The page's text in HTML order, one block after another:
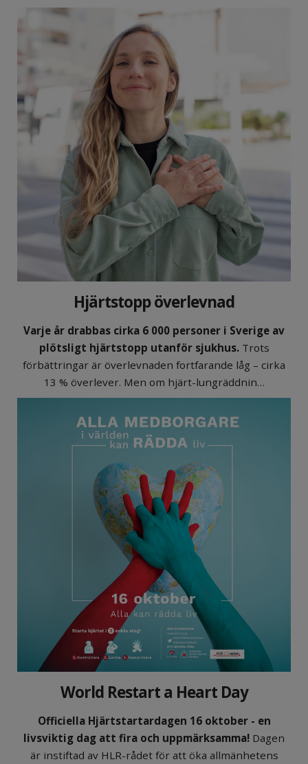
Hjärtstopp överlevnad
Varje år drabbas cirka 6 000 personer i Sverige av
plötsligt hjärtstopp utanför sjukhus.Trots
förbättringar är överlevnaden fortfarande låg – cirka
13 % överlever. Men om hjärt-lungräddnin…
World Restart a Heart Day
Officiella Hjärtstartardagen 16 oktober - en
livsviktig dag att fira och uppmärksamma! Dagen
är instiftad av HLR-rådet för att öka allmänhetens